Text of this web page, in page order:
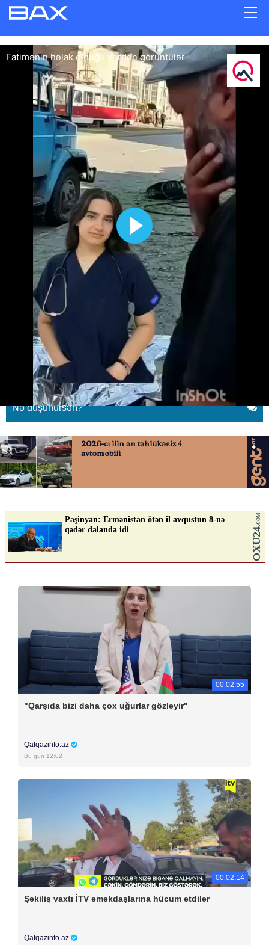
Fatimənin həlak olduğu yerdən
görüntülər
01.07.2026
QAFQAZINFO.AZ
Nə düşünürsən?
00:02:55
"Qarşıda bizi daha çox uğurlar gözləyir"
Qafqazinfo.az
Bu gün 12:02
00:02:14
Şəkiliş vaxtı İTV əməkdaşlarına hücum etdilər
Qafqazinfo.az